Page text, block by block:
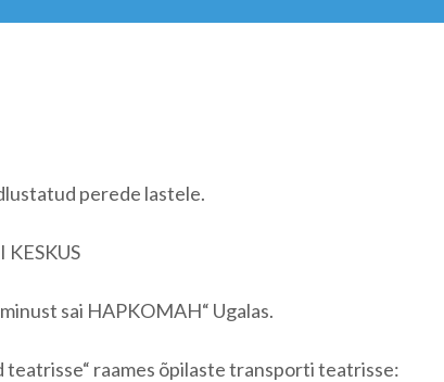
perede lastele.
sai HAPKOMAH“ Ugalas.
raames õpilaste transporti teatrisse: